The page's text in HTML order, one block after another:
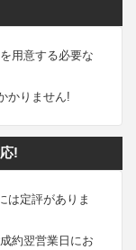
用意する必要な
かりません!
!
は定評がありま
約翌営業日にお